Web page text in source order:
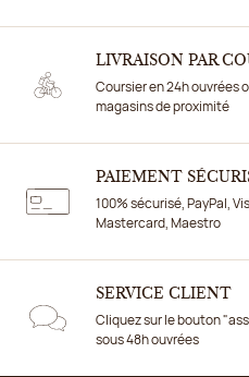
LIVRAISON PAR
Coursier en 24h ouvrées
magasins de proximité
PAIEMENT
100% sécurisé, PayPal,
Mastercard, Maestro
SERVICE CLIENT
Cliquez sur le bouton
sous 48h ouvrées